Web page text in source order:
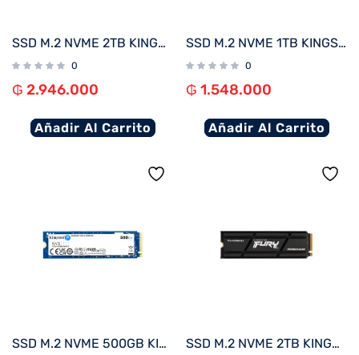
SSD M.2 NVME 2TB KINGSTON SNV3S/2000G 6000/5000MB/S PCIE 4.0
0
₲ 2.946.000
Añadir Al Carrito
SSD M.2 NVME 1TB KINGSTON SNV3S/1000G 6000/4000MB/S PCIE 4.0
0
₲ 1.548.000
Añadir Al Carrito
SSD M.2 NVME 500GB KINGSTON SNV3S/500G 5000/3000MB/S PCIE 4.0 SSD M.2 NVME 2TB KINGSTON FURY RENEGADE C/DISIPADOR TERMICO SFYRD/2000G 7300/7000 PCIE 4.0